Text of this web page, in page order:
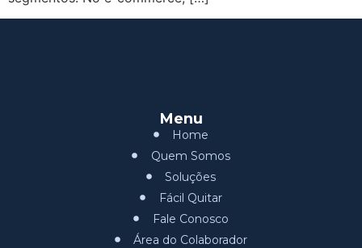
Menu
Home
Quem Somos
Soluções
Fácil Quitar
Fale Conosco
Área do Colaborador